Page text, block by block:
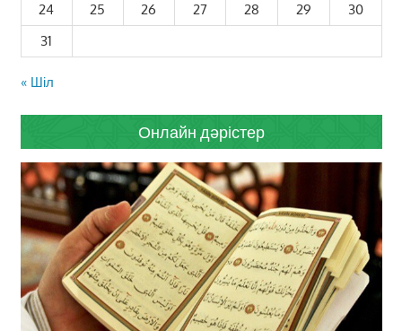
24
25 26 27 28 29
30
31
« Шіл
Онлайн дәрістер